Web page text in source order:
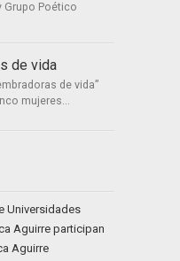
Grupo Poético
de vida
de vida”
mujeres...
Universidades
Aguirre participan
Aguirre